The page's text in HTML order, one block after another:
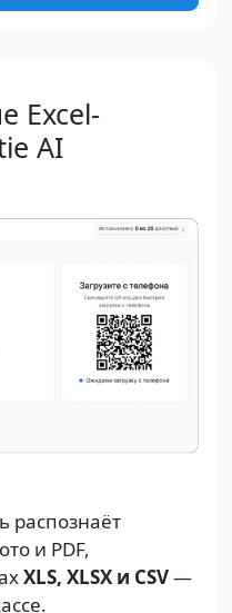
Excel-
AI
распознаёт
и PDF,
XLS, XLSX и CSV—